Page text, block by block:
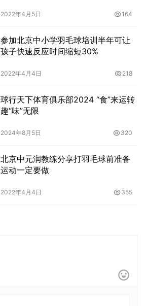
2022年4月5日 164
参加北京中小学羽毛球培训半年可让
孩子快速反应时间缩短30%
2022年4月4日 218
球行天下体育俱乐部2024 “食”来运转
趣“味”无限
2024年8月5日 320
北京中元润教练分享打羽毛球前准备
运动一定要做
2022年4月4日 355